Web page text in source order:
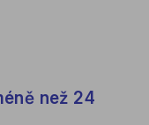
než 24